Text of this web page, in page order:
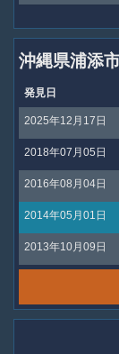
沖縄県浦添
発見日
2025年12月17日
2018年07月05日
2016年08月04日
2014年05月01日
2013年10月09日